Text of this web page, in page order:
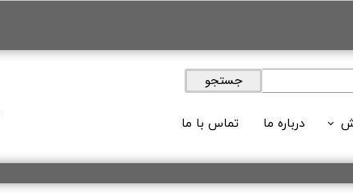
ویدئوها
درباره ما تماس با ما
جستجو